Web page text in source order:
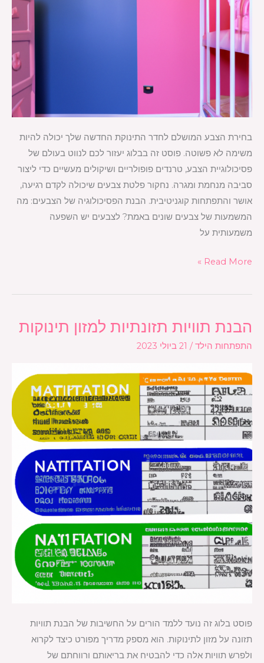
בחירת הצבע המושלם לחדר התינוקת החדשה שלך יכולה להיות
משימה לא פשוטה. פוסט זה בבלוג יעזור לכם לנווט בעולם של
פסיכולוגיית הצבע, טרנדים פופולריים ושיקולים מעשיים כדי ליצור
סביבה מנחמת ומגרה. נחקור פלטת צבעים שיכולה לקדם רגיעה,
אושר והתפתחות קוגניטיבית. הבנת הפסיכולוגיה של הצבעים: מה
המשמעות של צבעים שונים באמת? לצבעים יש השפעה
משמעותית על
Read More »
הבנת תוויות תזונתיות למזון תינוקות
התפתחות הילד/ 21 ביולי 2023
פוסט בלוג זה נועד ללמד הורים על החשיבות של הבנת תוויות
תזונה על מזון לתינוקות. הוא מספק מדריך מפורט כיצד לקרוא
ולפרש תוויות אלה כדי להבטיח את בריאותם ורווחתם של
הבנת
למזון
תינוקות